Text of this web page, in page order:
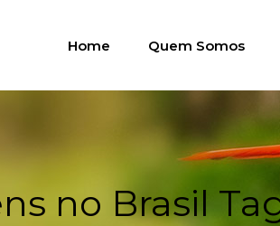
Home Quem Somos
no Brasil